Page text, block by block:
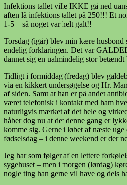
Infektions tallet ville IKKE gå ned
aften lå infektions tallet på 250!!! Et
1-5 – så noget var helt galt!!
Torsdag (igår) blev min kære husbond
endelig forklaringen. Det var
dannet sig en ualmindelig stor
Tidligt i formiddag (fredag) blev
via en kikkert undersøgelse og Hr.
af siden. Samt at han er på andet
været telefonisk i kontakt med ham
naturligvis mærket af det hele og
håber dog nu at det denne gang er
komme sig. Gerne i løbet af næste uge
fødselsdag – i denne weekend er der
Jeg har som følger af en lettere
sygehuset – men i morgen (lørdag)
nogle ting han gerne vil have og dels